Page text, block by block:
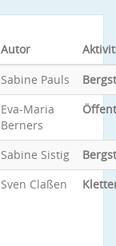
Autor
Sabine Pauls
Eva-Maria
Berners
Sabine Sistig
Sven Claßen